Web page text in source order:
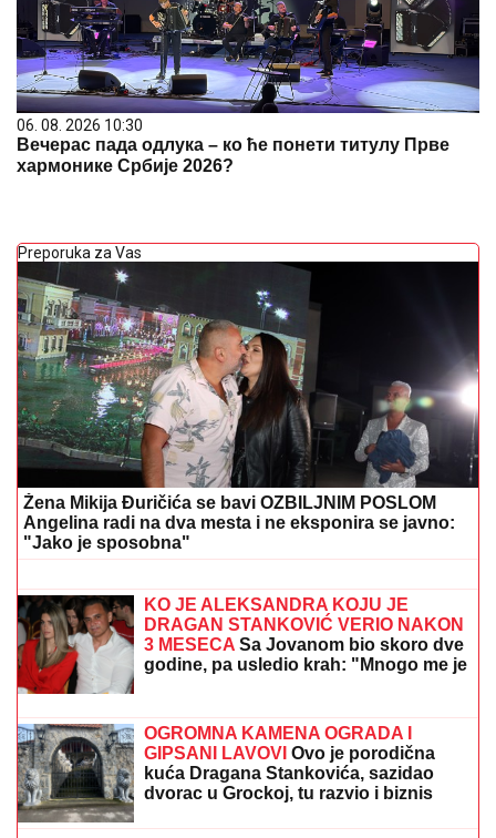
06. 08. 2026 10:30
Вечерас пада одлука – ко ће понети титулу Прве
хармонике Србије 2026?
Preporuka za Vas
Žena Mikija Đuričića se bavi OZBILJNIM POSLOM
Angelina radi na dva mesta i ne eksponira se javno:
"Jako je sposobna"
ŽIVETI DO 86. GODINE, NEŠTO SE
DESILO..."Suzana Jovanović otvorila
dušu o odlasku Saše Popovića i
otkrila da li se vraća na estradu: "Na
kraju nije imao ništa"
3 MESECA Sa Jovanom bio skoro dve
godine, pa usledio krah: "Mnogo me je
koštala ta veza"